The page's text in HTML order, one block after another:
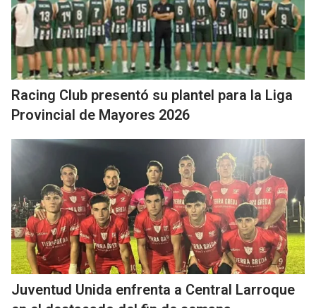
Racing Club presentó su plantel para la Liga
Provincial de Mayores 2026
Juventud Unida enfrenta a Central Larroque